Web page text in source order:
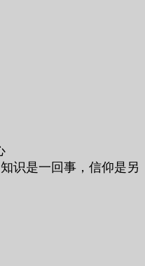
识是一回事，信仰是另